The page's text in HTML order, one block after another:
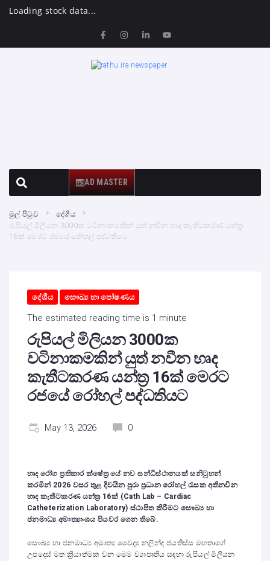
Loading stock data...
AD MASTER
මුල් පිටුව
දේශීය
රුපියල් මිලියන 3000ක වටිනාකමකින් යුත් නවීන හෘද කැතීටකරණ යන්ත්‍ර
16ක් මෙරට රජයේ රෝහල් පද්ධතියට
දේශීය සෞඛ්‍ය හා පෝෂණය
The estimated reading time is 1 minute
රුපියල් මිලියන 3000ක
වටිනාකමකින් යුත් නවීන හෘද
කැතීටකරණ යන්ත්‍ර 16ක් මෙරට
රජයේ රෝහල් පද්ධතියට
May 13, 2026 0
හෘද රෝග ප්‍රතිකාර ක්ෂේත්‍ර යේ නව සන්ධිස්ථානයක් සනිටුහන්
කරමින්2026 වසර තුළ දිවයින පුරා ප්‍රධාන රෝහල් රැසක අතිනවීන
හෘද කැතීටකරණ යන්ත්‍ර 16ක් (Cath Lab – Cardiac
Catheterization Laboratory)ස්ථාපිත කිරීමට සෞඛ්‍ය හා
ජනමාධ්‍ය අමාත්‍යාංශය පියවර ගෙන තිබේ.
සෞඛ්‍ය හා ජනමාධ්‍ය අමාත්‍ය වෛද්‍ය නලින්ද ජයතිස්ස මහතාගේ
උපදෙස් මත ක්‍රියාත්මක වන මෙම ව්‍යාපෘතිය සඳහා රුපියල් මිලියන